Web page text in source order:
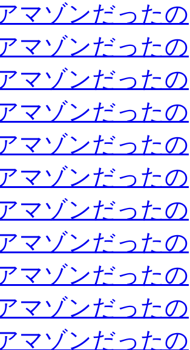
マゾンだったの
マゾンだったの
マゾンだったの
マゾンだったの
マゾンだったの
マゾンだったの
マゾンだったの
マゾンだったの
マゾンだったの
マゾンだったの
マゾンだったの